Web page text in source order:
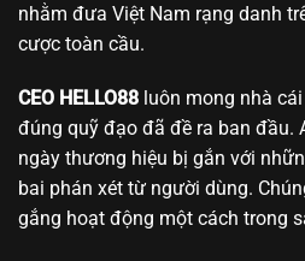
nhằm đưa Việt Nam rạng danh
cược toàn cầu.
CEO HELLO88 luôn mong nhà
đúng quỹ đạo đã đề ra ban đầu.
ngày thương hiệu bị gắn với
bai phán xét từ người dùng.
gắng hoạt động một cách trong